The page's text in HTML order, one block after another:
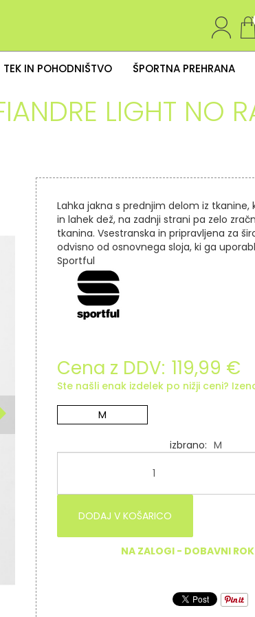
TEK IN POHODNIŠTVO ŠPORTNA PREHRANA
LIGHT NO
Lahka jakna s prednjim delom iz
in lahek dež, na zadnji strani pa zelo
tkanina. Vsestranska in pripravljena za
odvisno od osnovnega sloja, ki ga
Sportful
Cena z DDV: 119,99 €
Ste našli enak izdelek po nižji ceni?
M
izbrano M
DODAJ V KOŠARICO
NA ZALOGI - DOBAVNI